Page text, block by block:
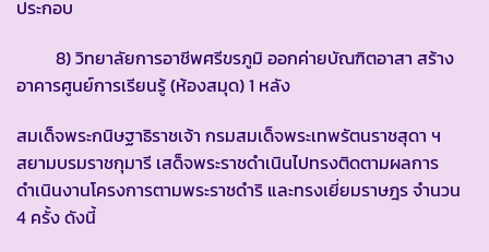
ประกอบ
8) วิทยาลัยการอาชีพศรีขรภูมิ ออกค่ายบัณฑิตอาสา สร้าง
อาคารศูนย์การเรียนรู้ (ห้องสมุด) 1 หลัง
สมเด็จพระกนิษฐาธิราชเจ้า กรมสมเด็จพระเทพรัตนราชสุดา ฯ
สยามบรมราชกุมารี เสด็จพระราชดำเนินไปทรงติดตามผลการ
ดำเนินงานโครงการตามพระราชดำริ และทรงเยี่ยมราษฎร จำนวน
4 ครั้ง ดังนี้